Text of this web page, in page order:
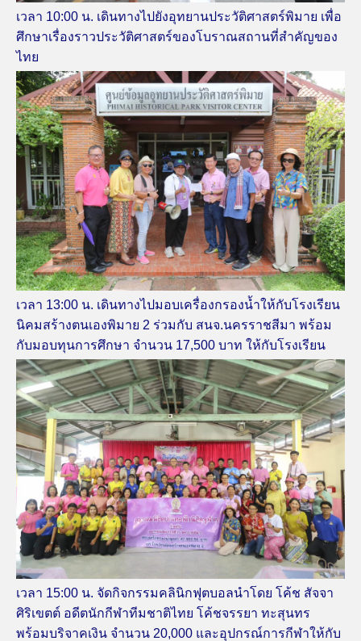
เวลา 10:00 น. เดินทางไปยังอุทยานประวัติศาสตร์พิมาย เพื่อ
ศึกษาเรื่องราวประวัติศาสตร์ของโบราณสถานที่สำคัญของ
ไทย
เวลา 13:00 น. เดินทางไปมอบเครื่องกรองน้ำให้กับโรงเรียน
นิคมสร้างตนเองพิมาย 2 ร่วมกับ สนจ.นครราชสีมา พร้อม
กับมอบทุนการศึกษา จำนวน 17,500 บาท ให้กับโรงเรียน
เวลา 15:00 น. จัดกิจกรรมคลินิกฟุตบอลนำโดย โค้ช สัจจา
ศิริเขตต์ อดีตนักกีฬาทีมชาติไทย โค้ชจรรยา ทะสุนทร
พร้อมบริจาคเงิน จำนวน 20,000 และอุปกรณ์การกีฬาให้กับ